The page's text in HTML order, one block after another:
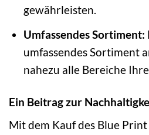
gewährleisten.
Umfassendes Sortiment:
umfassendes Sortiment
nahezu alle Bereiche
Ein Beitrag zur
Mit dem Kauf des Blue